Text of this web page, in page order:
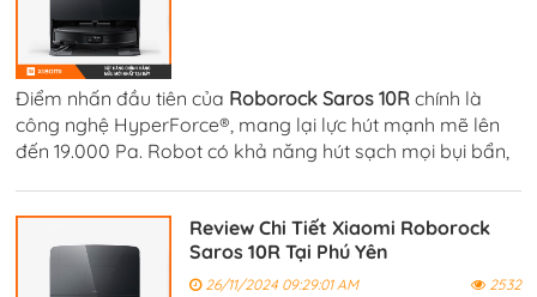
Điểm nhấn đầu tiên của Roborock Saros 10R chính là
công nghệ HyperForce®, mang lại lực hút mạnh mẽ lên
đến 19.000 Pa. Robot có khả năng hút sạch mọi bụi bẩn,
Review Chi Tiết Xiaomi Roborock
Saros 10R Tại Phú Yên
26/11/2024 09:29:01 AM 2532